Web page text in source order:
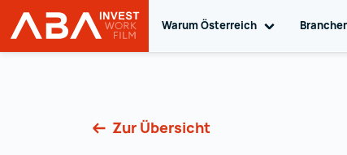
Startseite | INVEST in AUSTRIA
Warum Österreich Toggle sub
Zur Übersicht